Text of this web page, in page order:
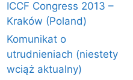
ICCF Congress 2013 –
Kraków (Poland)
Komunikat o
utrudnieniach (niestety
wciąż aktualny)